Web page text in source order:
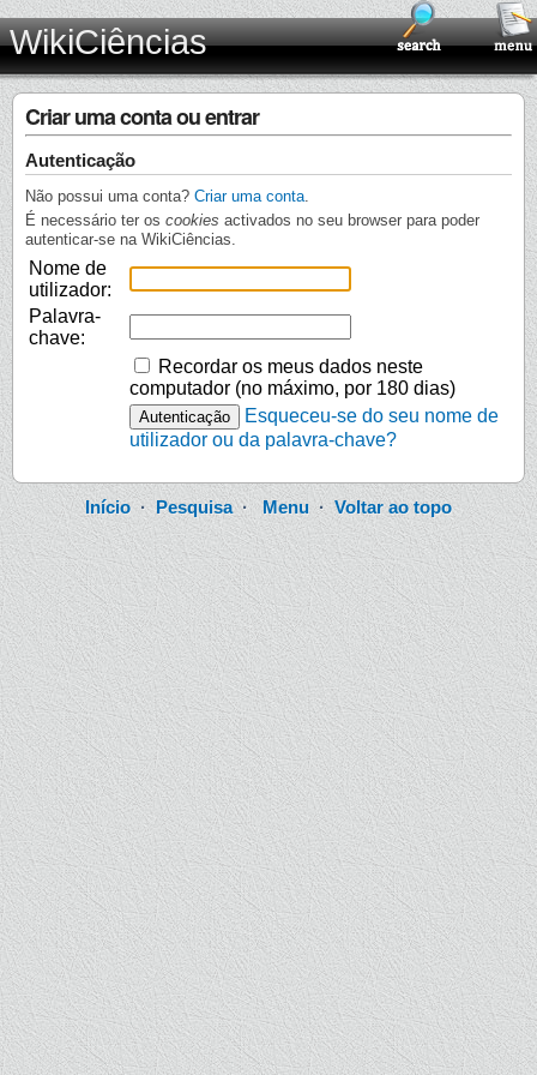
WikiCiências
Criar uma conta ou entrar
Autenticação
Não possui uma conta? Criar uma conta
É necessário ter os cookies activados no seu browser para poder
autenticar-se na WikiCiências.
Nome de
utilizador:
Palavra-
chave:
Recordar os meus dados neste
computador (no máximo, por 180 dias)
Esqueceu-se do seu nome de
utilizador ou da palavra-chave?
Início· Pesquisa·Menu ·Voltar ao topo